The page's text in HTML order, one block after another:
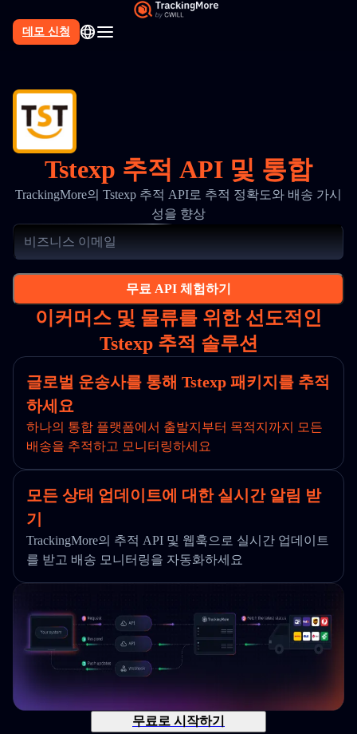
데모 신청
Tstexp 추적 API 및 통합
TrackingMore의 Tstexp 추적 API로 추적 정확도와 배송 가시
성을 향상
무료 API 체험하기
이커머스 및 물류를 위한 선도적인
Tstexp 추적 솔루션
글로벌 운송사를 통해 Tstexp 패키지를 추적
하세요
하나의 통합 플랫폼에서 출발지부터 목적지까지 모든
배송을 추적하고 모니터링하세요
모든 상태 업데이트에 대한 실시간 알림 받
기
TrackingMore의 추적 API 및 웹훅으로 실시간 업데이트
를 받고 배송 모니터링을 자동화하세요
무료로 시작하기